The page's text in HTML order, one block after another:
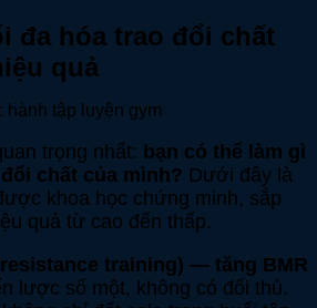
đa hóa trao đổi chất
quả
trọng nhất: bạn có thể làm gì
chất của mình? Dưới đây là
khoa học chứng minh, sắp
quả từ cao đến thấp.
training) — tăng BMR
lược số một, không có đối thủ.